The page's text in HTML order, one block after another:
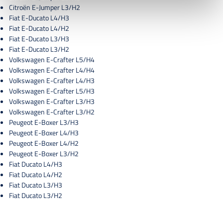
Citroën E-Jumper L3/H2
Fiat E-Ducato L4/H3
Fiat E-Ducato L4/H2
Fiat E-Ducato L3/H3
Fiat E-Ducato L3/H2
Volkswagen E-Crafter L5/H4
Volkswagen E-Crafter L4/H4
Volkswagen E-Crafter L4/H3
Volkswagen E-Crafter L5/H3
Volkswagen E-Crafter L3/H3
Volkswagen E-Crafter L3/H2
Peugeot E-Boxer L3/H3
Peugeot E-Boxer L4/H3
Peugeot E-Boxer L4/H2
Peugeot E-Boxer L3/H2
Fiat Ducato L4/H3
Fiat Ducato L4/H2
Fiat Ducato L3/H3
Fiat Ducato L3/H2